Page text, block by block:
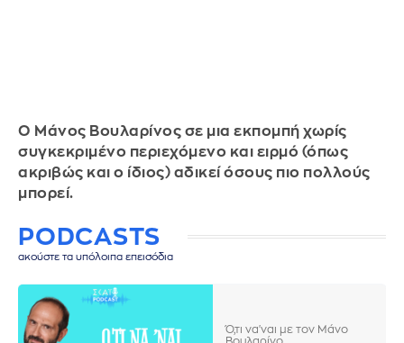
Ο Μάνος Βουλαρίνος σε μια εκπομπή χωρίς
συγκεκριμένο περιεχόμενο και ειρμό (όπως
ακριβώς και ο ίδιος) αδικεί όσους πιο πολλούς
μπορεί.
PODCASTS
ακούστε τα υπόλοιπα επεισόδια
Ό,τι να'ναι με τον Μάνο